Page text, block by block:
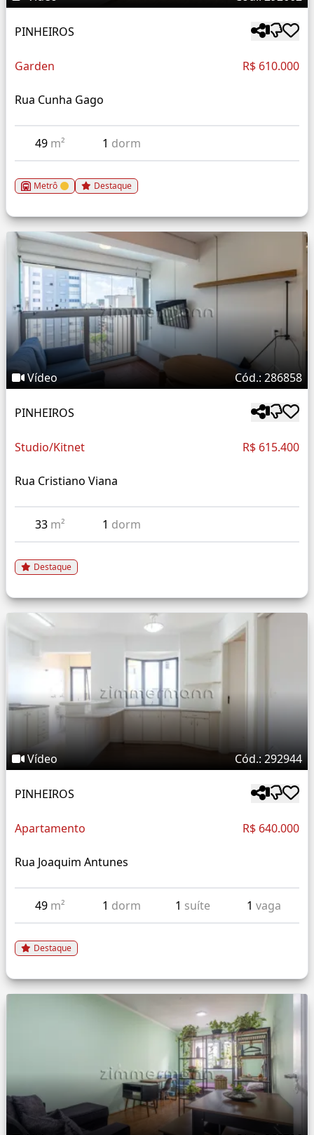
PINHEIROS
Garden R$ 610.000
Rua Cunha Gago
49 m² 1 dorm
Metrô Destaque
Vídeo Cód.: 286858
PINHEIROS
Studio/Kitnet R$ 615.400
Rua Cristiano Viana
33 m² 1 dorm
Destaque
Vídeo Cód.: 292944
PINHEIROS
Apartamento R$ 640.000
Rua Joaquim Antunes
49 m² 1 dorm 1 suíte 1 vaga
Destaque